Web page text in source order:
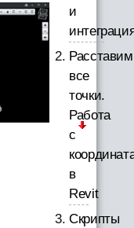
и
Расставим
все
точки.
Работа
с
в
Revit
Скрипты